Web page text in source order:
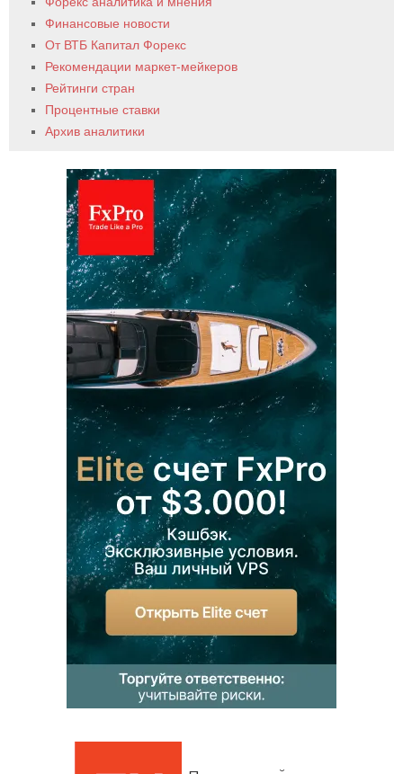
Финансовые новости
От ВТБ Капитал Форекс
Рекомендации маркет-мейкеров
Рейтинги стран
Процентные ставки
Архив аналитики